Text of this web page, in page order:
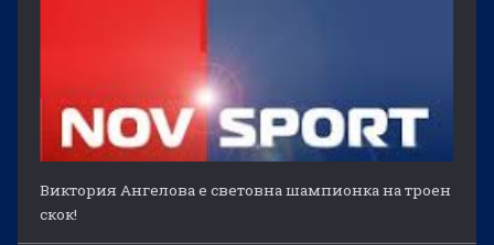
Виктория Ангелова е световна шампионка на троен
скок!